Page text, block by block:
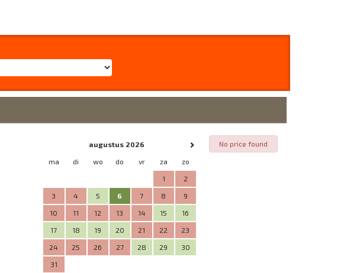
augustus 2026
ma di wo do vr za zo
1 2
3 4 5 6 7 8 9
10 11 12 13 14 15 16
17 18 19 20 21 22 23
24 25 26 27 28 29 30
31
No price found